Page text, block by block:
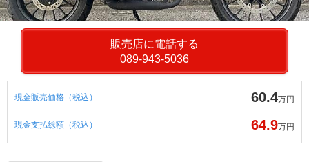
販売店に電話する
089-943-5036
現金販売価格（税込） 60.4万円
現金支払総額（税込） 64.9万円